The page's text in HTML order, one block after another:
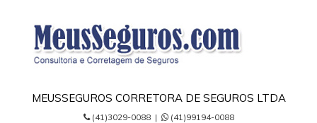
MEUSSEGUROS CORRETORA DE SEGUROS LTDA
(41)3029-0088 | (41)99194-0088